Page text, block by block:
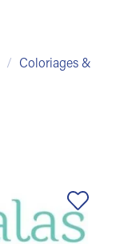
/
Coloriages &
Ajouter
à la liste